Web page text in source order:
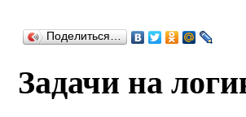
Поделиться…
Задачи на